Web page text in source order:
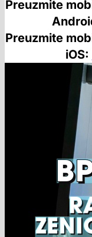
Preuzmite
Preuzmite
iOS: